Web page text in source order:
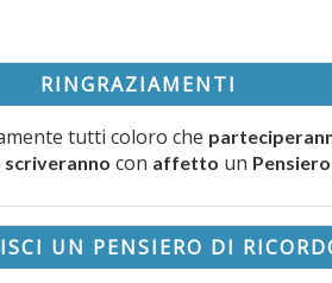
RINGRAZIAMENTI
tutti coloro che
scriveranno con affetto un
UN PENSIERO DI